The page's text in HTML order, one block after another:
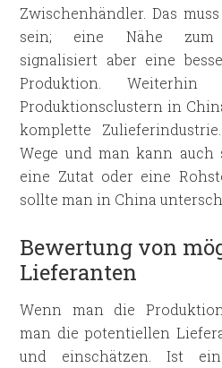
Zwischenhändler. Das
sein; eine Nähe zum
signalisiert aber eine
Produktion.
Produktionsclustern in
komplette
Wege und man kann
eine Zutat oder eine
sollte man in China
Bewertung von
Lieferanten
Wenn man die
man die potentiellen
und einschätzen. Ist